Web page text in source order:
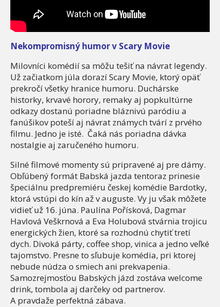
Nekompromisný humor v Scary Movie
Milovníci komédií sa môžu tešiť na návrat legendy.
Už začiatkom júla dorazí Scary Movie, ktorý opäť
prekročí všetky hranice humoru. Duchárske
historky, krvavé horory, remaky aj popkultúrne
odkazy dostanú poriadne bláznivú paródiu a
fanúšikov poteší aj návrat známych tvárí z prvého
filmu. Jedno je isté. Čaká nás poriadna dávka
nostalgie aj zaručeného humoru.
Silné filmové momenty sú pripravené aj pre dámy.
Obľúbený formát Babská jazda tentoraz prinesie
špeciálnu predpremiéru českej komédie Bardotky,
ktorá vstúpi do kín až v auguste. Vy ju však môžete
vidieť už 16. júna. Paulína Pořísková, Dagmar
Havlová Veškrnová a Eva Holubová stvárnia trojicu
energických žien, ktoré sa rozhodnú chytiť tretí
dych. Divoká párty, coffee shop, vinica a jedno veľké
tajomstvo. Presne to sľubuje komédia, pri ktorej
nebude núdza o smiech ani prekvapenia.
Samozrejmosťou Babských jázd zostáva welcome
drink, tombola aj darčeky od partnerov.
A pravdaže perfektná zábava.